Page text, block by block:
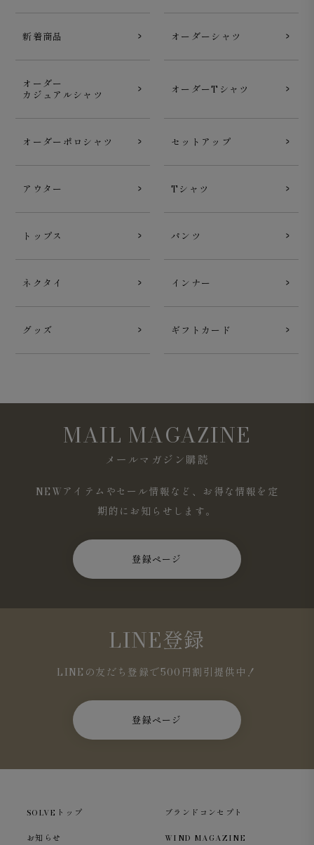
新着商品 オーダーシャツ
オーダー
カジュアルシャツ
オーダーTシャツ
オーダーポロシャツ セットアップ
アウター Tシャツ
トップス パンツ
ネクタイ インナー
グッズ ギフトカード
MAIL MAGAZINE
メールマガジン購読
NEWアイテムやセール情報など、お得な情報を定
期的にお知らせします。
登録ページ
LINE登録
LINEの友だち登録で500円割引提供中！
登録ページ
SOLVEトップ ブランドコンセプト
お知らせ WIND MAGAZINE